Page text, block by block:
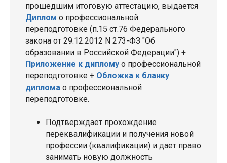
прошедшим итоговую аттестацию, выдается
Диплом о профессиональной
переподготовке (п.15 ст.76 Федерального
закона от 29.12.2012 N 273-ФЗ "Об
образовании в Российской Федерации") +
Приложение к диплому о профессиональной
переподготовке + Обложка к бланку
диплома о профессиональной
переподготовке.
Подтверждает прохождение
переквалификации и получения новой
профессии (квалификации) и дает право
занимать новую должность